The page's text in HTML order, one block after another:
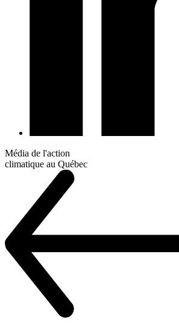
Média de l'action
climatique au Québec